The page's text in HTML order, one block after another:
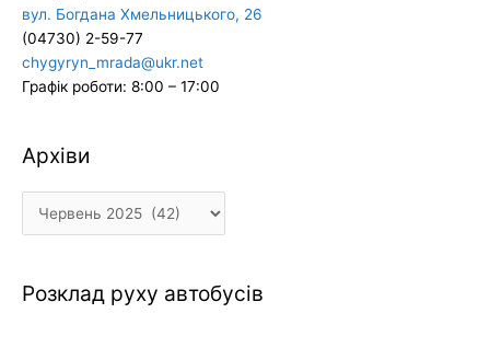
вул. Богдана Хмельницького, 26
(04730) 2-59-77
chygyryn_mrada@ukr.net
Графік роботи: 8:00 – 17:00
Архіви
Архіви
Розклад руху автобусів